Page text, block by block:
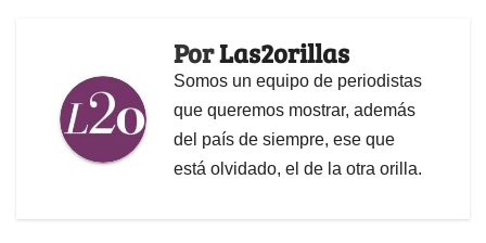
PorLas2orillas
Somos un equipo de periodistas
que queremos mostrar, además
del país de siempre, ese que
está olvidado, el de la otra orilla.